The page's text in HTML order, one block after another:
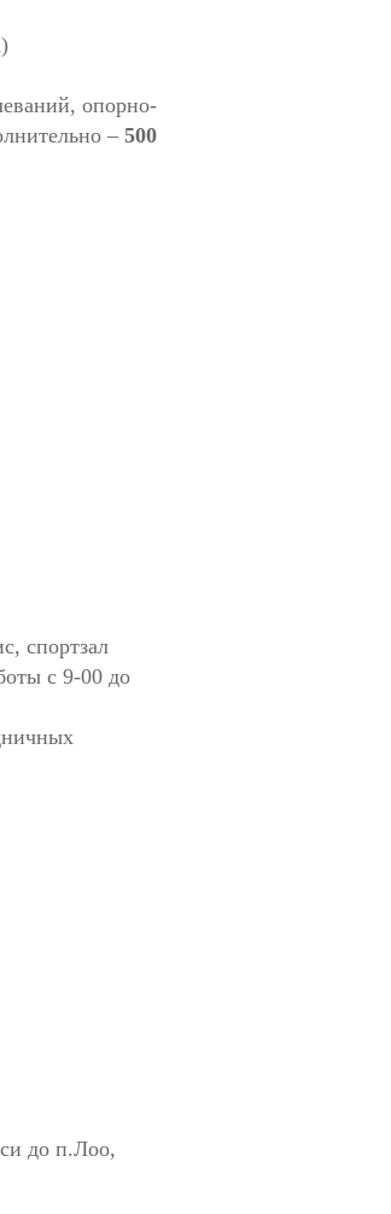
опорно-
– 500
спортзал
с 9-00 до
до п.Лоо,